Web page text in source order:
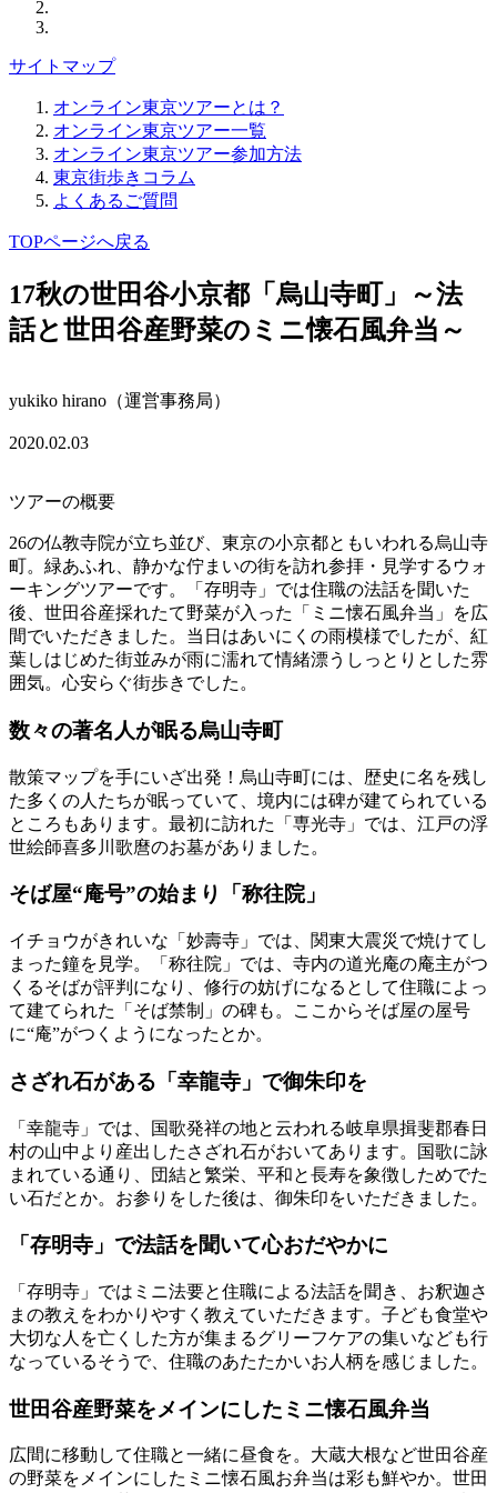
サイトマップ
オンライン東京ツアーとは？
オンライン東京ツアー一覧
オンライン東京ツアー参加方法
東京街歩きコラム
よくあるご質問
TOPページへ戻る
17秋の世田谷小京都「烏山寺町」～法
話と世田谷産野菜のミニ懐石風弁当～
yukiko hirano（運営事務局）
2020.02.03
ツアーの概要
26の仏教寺院が立ち並び、東京の小京都ともいわれる烏山寺
町。緑あふれ、静かな佇まいの街を訪れ参拝・見学するウォ
ーキングツアーです。「存明寺」では住職の法話を聞いた
後、世田谷産採れたて野菜が入った「ミニ懐石風弁当」を広
間でいただきました。当日はあいにくの雨模様でしたが、紅
葉しはじめた街並みが雨に濡れて情緒漂うしっとりとした雰
囲気。心安らぐ街歩きでした。
数々の著名人が眠る烏山寺町
散策マップを手にいざ出発！烏山寺町には、歴史に名を残し
た多くの人たちが眠っていて、境内には碑が建てられている
ところもあります。最初に訪れた「専光寺」では、江戸の浮
世絵師喜多川歌麿のお墓がありました。
そば屋“庵号”の始まり「称往院」
イチョウがきれいな「妙壽寺」では、関東大震災で焼けてし
まった鐘を見学。「称往院」では、寺内の道光庵の庵主がつ
くるそばが評判になり、修行の妨げになるとして住職によっ
て建てられた「そば禁制」の碑も。ここからそば屋の屋号
に“庵”がつくようになったとか。
さざれ石がある「幸龍寺」で御朱印を
「幸龍寺」では、国歌発祥の地と云われる岐阜県揖斐郡春日
村の山中より産出したさざれ石がおいてあります。国歌に詠
まれている通り、団結と繁栄、平和と長寿を象徴しためでた
い石だとか。お参りをした後は、御朱印をいただきました。
「存明寺」で法話を聞いて心おだやかに
「存明寺」ではミニ法要と住職による法話を聞き、お釈迦さ
まの教えをわかりやすく教えていただきます。子ども食堂や
大切な人を亡くした方が集まるグリーフケアの集いなども行
なっているそうで、住職のあたたかいお人柄を感じました。
世田谷産野菜をメインにしたミニ懐石風弁当
広間に移動して住職と一緒に昼食を。大蔵大根など世田谷産
の野菜をメインにしたミニ懐石風お弁当は彩も鮮やか。世田